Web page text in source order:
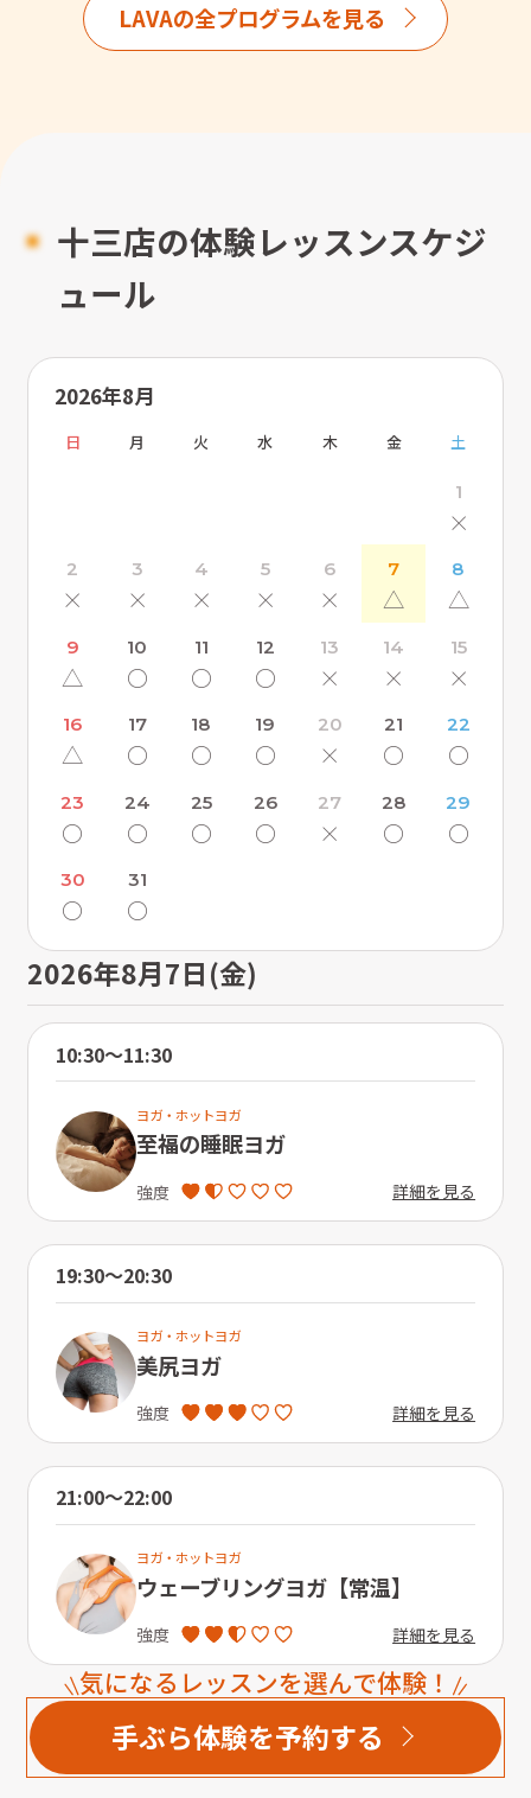
LAVAの全プログラムを見る
十三店の体験レッスンスケジ
ュール
2026年8月
日 月 火 水 木 金 土
1
×
2
×
3
×
4
×
5
×
6
×
7
△
8
△
9
△
10
〇
11
〇
12
〇
13
×
14
×
15
×
16
△
17
〇
18
〇
19
〇
20
×
21
〇
22
〇
23
〇
24
〇
25
〇
26
〇
27
×
28
〇
29
〇
30
〇
31
〇
2026年8月7日(金)
10:30〜11:30
ヨガ・ホットヨガ
至福の睡眠ヨガ
強度 詳細を見る
19:30〜20:30
ヨガ・ホットヨガ
美尻ヨガ
強度 詳細を見る
21:00〜22:00
ヨガ・ホットヨガ
ウェーブリングヨガ【常温】
強度 詳細を見る
気になるレッスンを選んで体験！
手ぶら体験を予約する